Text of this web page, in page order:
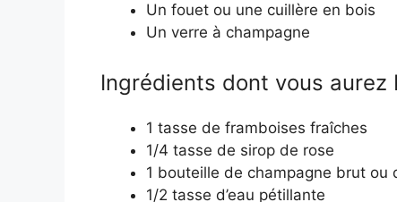
Un fouet ou une cuillère en bois
Un verre à champagne
Ingrédients dont vous aurez
1 tasse de framboises fraîches
1/4 tasse de sirop de rose
1 bouteille de champagne brut ou
1/2 tasse d’eau pétillante